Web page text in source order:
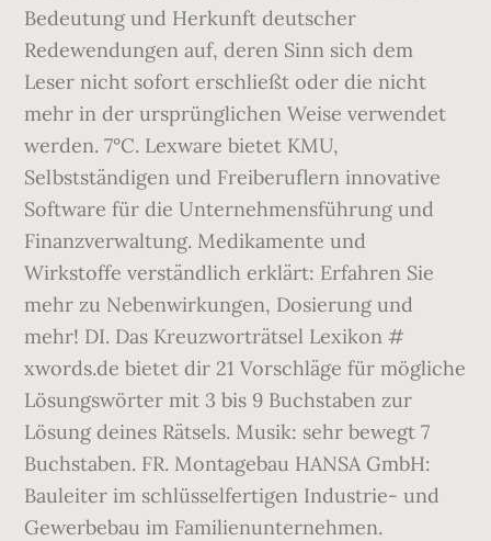
Bedeutung und Herkunft deutscher
Redewendungen auf, deren Sinn sich dem
Leser nicht sofort erschließt oder die nicht
mehr in der ursprünglichen Weise verwendet
werden. 7°C. Lexware bietet KMU,
Selbstständigen und Freiberuflern innovative
Software für die Unternehmensführung und
Finanzverwaltung. Medikamente und
Wirkstoffe verständlich erklärt: Erfahren Sie
mehr zu Nebenwirkungen, Dosierung und
mehr! DI. Das Kreuzworträtsel Lexikon #
xwords.de bietet dir 21 Vorschläge für mögliche
Lösungswörter mit 3 bis 9 Buchstaben zur
Lösung deines Rätsels. Musik: sehr bewegt 7
Buchstaben. FR. Montagebau HANSA GmbH:
Bauleiter im schlüsselfertigen Industrie- und
Gewerbebau im Familienunternehmen.